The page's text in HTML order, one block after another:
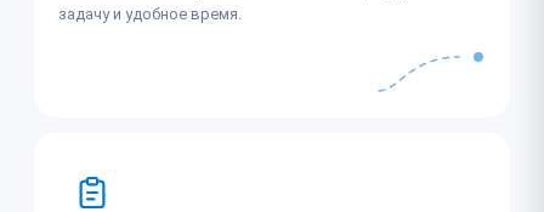
задачу и удобное время.